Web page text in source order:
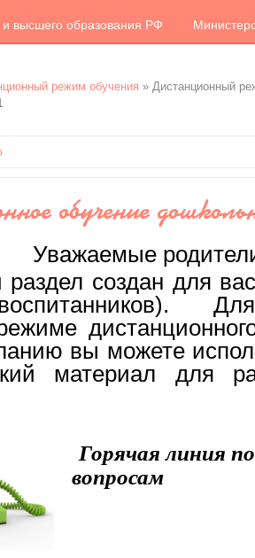
и высшего образования РФ
режим обучения » Дистанционный
обучение
Уважаемые
создан для
вы можете
материал для
Горячая линия
вопросам